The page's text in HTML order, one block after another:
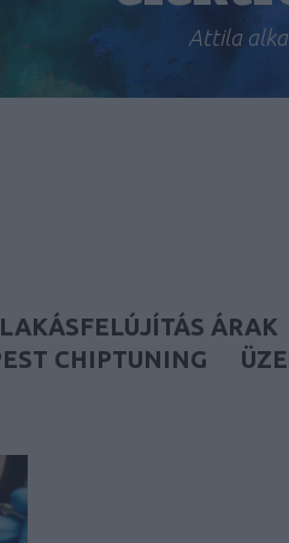
Attila
LAKÁSFELÚJÍTÁS ÁRAK
CHIPTUNING